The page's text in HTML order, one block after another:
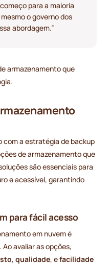
para a maioria
o governo dos
abordagem.”
armazenamento que
com a estratégia de backup
de armazenamento que
são essenciais para
e acessível, garantindo
para fácil acesso
em nuvem é
avaliar as opções,
, qualidade, efacilidade